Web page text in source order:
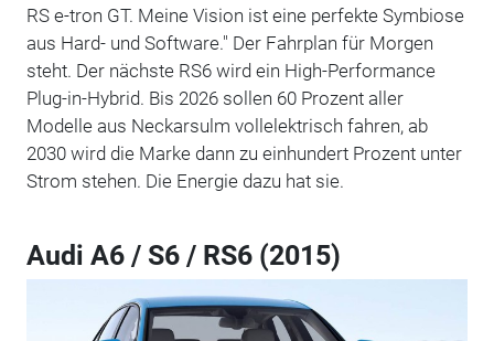
RS e-tron GT. Meine Vision ist eine perfekte Symbiose
aus Hard- und Software." Der Fahrplan für Morgen
steht. Der nächste RS6 wird ein High-Performance
Plug-in-Hybrid. Bis 2026 sollen 60 Prozent aller
Modelle aus Neckarsulm vollelektrisch fahren, ab
2030 wird die Marke dann zu einhundert Prozent unter
Strom stehen. Die Energie dazu hat sie.
Audi A6 / S6 / RS6 (2015)